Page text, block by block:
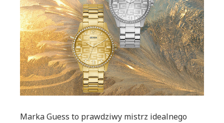
od
40
lat
na
rynku!
Marka Guess to prawdziwy mistrz idealnego